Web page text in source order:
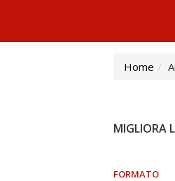
Home
MIGLIORA
FORMATO